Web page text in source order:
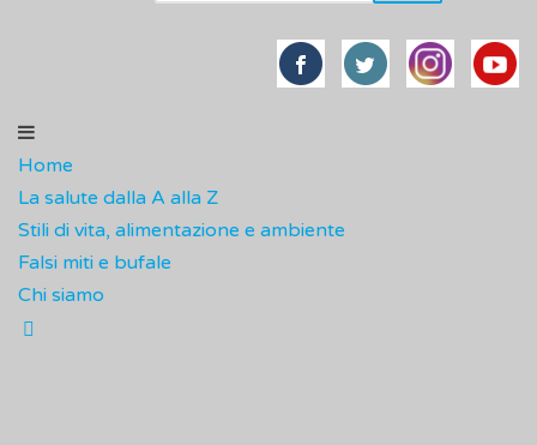
Home
La salute dalla A alla Z
Stili di vita, alimentazione e ambiente
Falsi miti e bufale
Chi siamo